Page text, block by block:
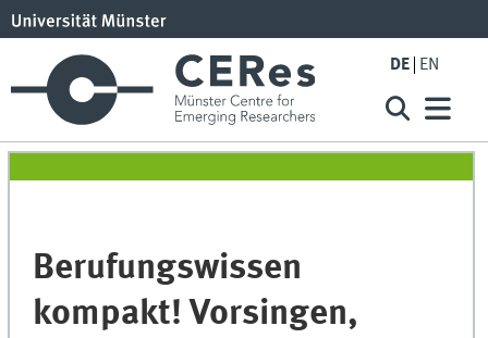
DE EN
Berufungswissen
kompakt! Vorsingen,